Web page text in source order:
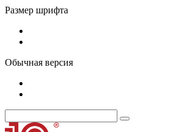
Размер шрифта
Обычная версия